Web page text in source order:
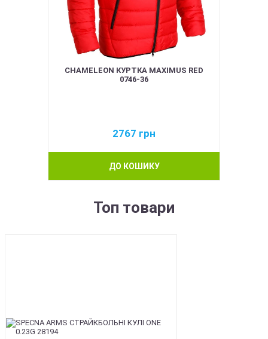
CHAMELEON КУРТКА MAXIMUS RED
0746-36
2767 грн
ДО КОШИКУ
Топ товари